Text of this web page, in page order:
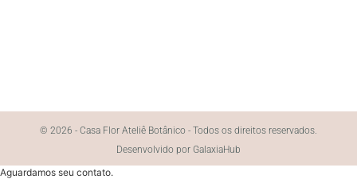
© 2026 - Casa Flor Ateliê Botânico - Todos os direitos reservados.
Desenvolvido por GalaxiaHub
Aguardamos seu contato.